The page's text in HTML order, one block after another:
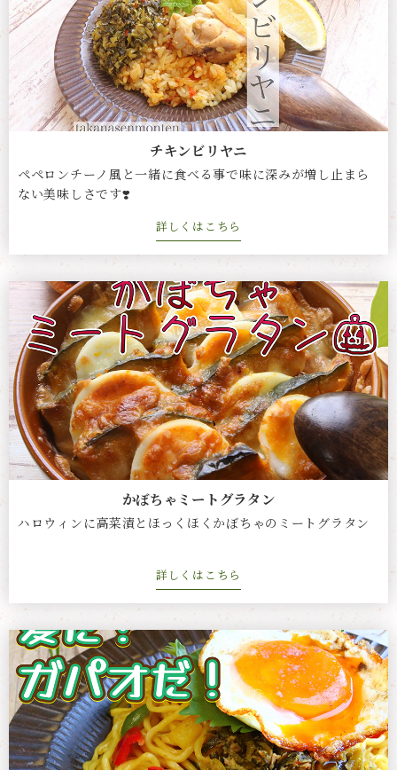
チキンビリヤニ
ペペロンチーノ風と一緒に食べる事で味に深みが増し止まら
ない美味しさです❣️
詳しくはこちら
かぼちゃミートグラタン
ハロウィンに高菜漬とほっくほくかぼちゃのミートグラタン
詳しくはこちら